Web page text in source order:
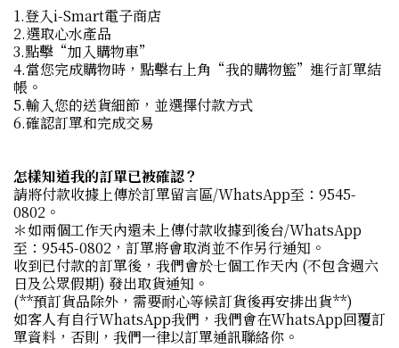
1.登入i-Smart電子商店
2.選取心水產品
3.點擊“加入購物車”
4.當您完成購物時，點擊右上角“我的購物籃”進行訂單結
帳。
5.輸入您的送貨細節，並選擇付款方式
6.確認訂單和完成交易
怎樣知道我的訂單已被確認？
請將付款收據上傳於訂單留言區/WhatsApp至：9545-
0802。
＊如兩個工作天內還未上傳付款收據到後台/WhatsApp
至：9545-0802，訂單將會取消並不作另行通知。
收到已付款的訂單後，我們會於七個工作天內 (不包含週六
日及公眾假期) 發出取貨通知。
(**預訂貨品除外，需要耐心等候訂貨後再安排出貨**)
如客人有自行WhatsApp我們，我們會在WhatsApp回覆訂
單資料，否則，我們一律以訂單通訊聯絡你。